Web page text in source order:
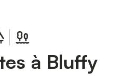
à Bluffy